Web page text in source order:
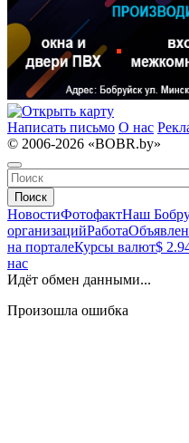
Написать письмо О нас
© 2006-2026 «BOBR.by»
Поиск
НовостиФотофактНаш
организацийРабота
на порталеКурсы валют$
нас
Идёт обмен данными...
Произошла ошибка